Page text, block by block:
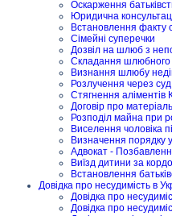
Оскарження
Юридична
Встановлення факту
Сімейні суперечки
Дозвіл на шлюб з
Складання шлюбного
Визнання шлюбу
Розлучення через суд
Стягнення аліментів
Договір про
Розподіл майна при
Виселення чоловіка
Визначення порядку
Адвокат -
Виїзд дитини за
Встановлення
Довідка про несудимість в
Довідка про
Довідка про